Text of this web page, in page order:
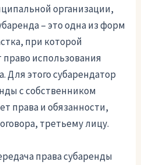
организации,
– это одна из форм
при которой
право использования
Для этого субарендатор
с собственником
права и обязанности,
третьему лицу.
права субаренды